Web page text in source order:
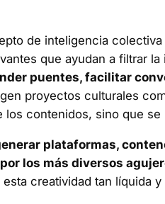
de inteligencia
que ayudan a filtrar
puentes, facilitar
proyectos culturales
contenidos, sino que
plataformas,
los más diversos
creatividad tan líquida